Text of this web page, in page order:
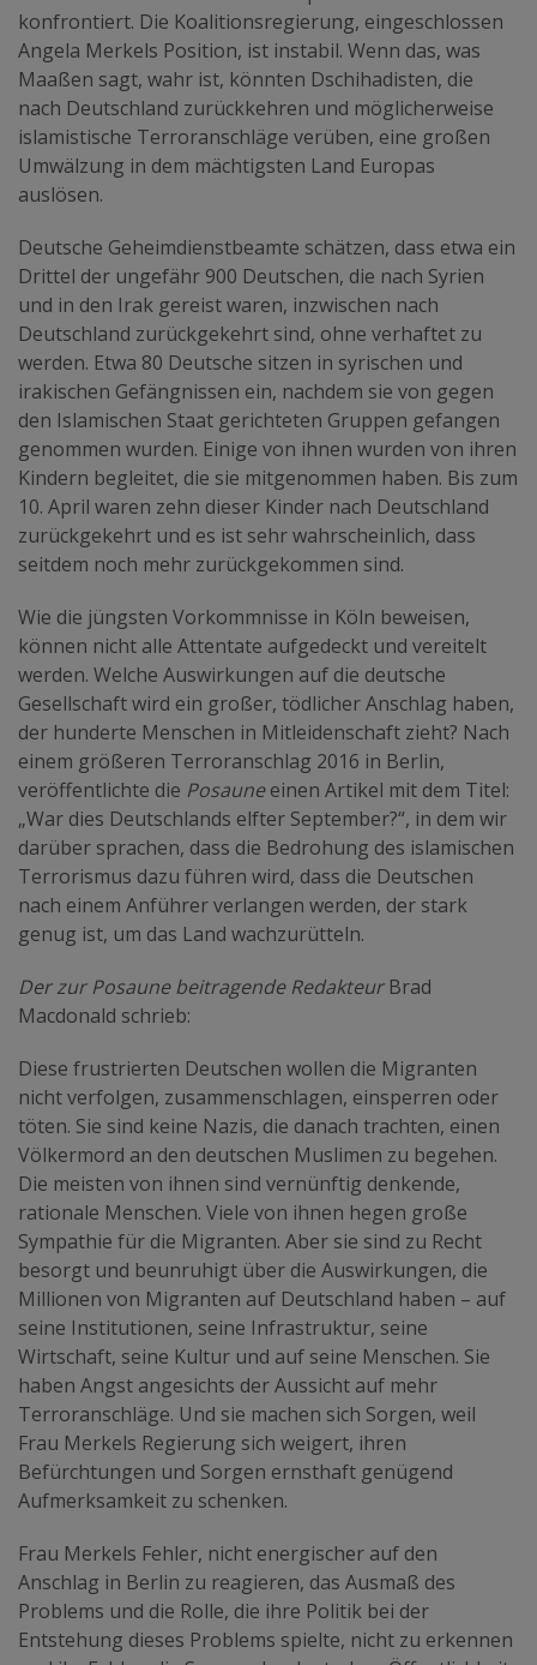
konfrontiert. Die Koalitionsregierung, eingeschlossen
Angela Merkels Position, ist instabil. Wenn das, was
Maaßen sagt, wahr ist, könnten Dschihadisten, die
nach Deutschland zurückkehren und möglicherweise
islamistische Terroranschläge verüben, eine großen
Umwälzung in dem mächtigsten Land Europas
auslösen.
Deutsche Geheimdienstbeamte schätzen, dass etwa ein
Drittel der ungefähr 900 Deutschen, die nach Syrien
und in den Irak gereist waren, inzwischen nach
Deutschland zurückgekehrt sind, ohne verhaftet zu
werden. Etwa 80 Deutsche sitzen in syrischen und
irakischen Gefängnissen ein, nachdem sie von gegen
den Islamischen Staat gerichteten Gruppen gefangen
genommen wurden. Einige von ihnen wurden von ihren
Kindern begleitet, die sie mitgenommen haben. Bis zum
10. April waren zehn dieser Kinder nach Deutschland
zurückgekehrt und es ist sehr wahrscheinlich, dass
seitdem noch mehr zurückgekommen sind.
Wie die jüngsten Vorkommnisse in Köln beweisen,
können nicht alle Attentate aufgedeckt und vereitelt
werden. Welche Auswirkungen auf die deutsche
Gesellschaft wird ein großer, tödlicher Anschlag haben,
der hunderte Menschen in Mitleidenschaft zieht? Nach
einem größeren Terroranschlag 2016 in Berlin,
veröffentlichte die Posauneeinen Artikel mit dem Titel:
„War dies Deutschlands elfter September?“, in dem wir
darüber sprachen, dass die Bedrohung des islamischen
Terrorismus dazu führen wird, dass die Deutschen
nach einem Anführer verlangen werden, der stark
genug ist, um das Land wachzurütteln.
Der zur Posaune beitragende RedakteurBrad
Macdonald schrieb:
Diese frustrierten Deutschen wollen die Migranten
nicht verfolgen, zusammenschlagen, einsperren oder
töten. Sie sind keine Nazis, die danach trachten, einen
Völkermord an den deutschen Muslimen zu begehen.
Die meisten von ihnen sind vernünftig denkende,
rationale Menschen. Viele von ihnen hegen große
Sympathie für die Migranten. Aber sie sind zu Recht
besorgt und beunruhigt über die Auswirkungen, die
Millionen von Migranten auf Deutschland haben – auf
seine Institutionen, seine Infrastruktur, seine
Wirtschaft, seine Kultur und auf seine Menschen. Sie
haben Angst angesichts der Aussicht auf mehr
Terroranschläge. Und sie machen sich Sorgen, weil
Frau Merkels Regierung sich weigert, ihren
Befürchtungen und Sorgen ernsthaft genügend
Aufmerksamkeit zu schenken.
Frau Merkels Fehler, nicht energischer auf den
Anschlag in Berlin zu reagieren, das Ausmaß des
Problems und die Rolle, die ihre Politik bei der
Entstehung dieses Problems spielte, nicht zu erkennen